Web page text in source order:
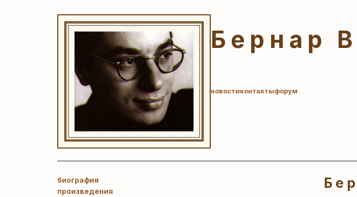
Бернар
новостиконтактыфорум
биография
произведения